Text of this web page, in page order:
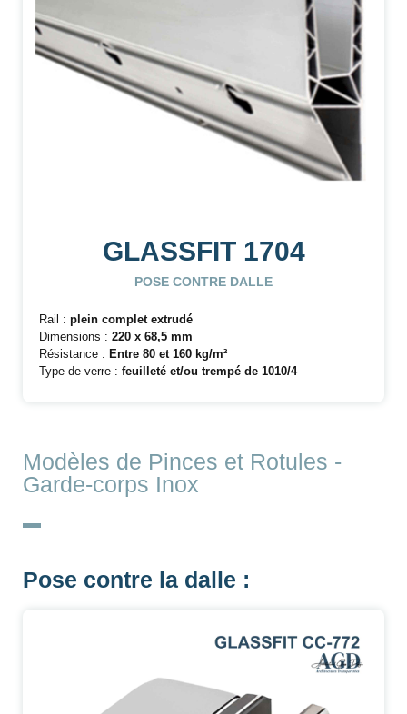
GLASSFIT 1704
POSE CONTRE DALLE
Rail : plein complet extrudé
Dimensions : 220 x 68,5 mm
Résistance : Entre 80 et 160 kg/m²
Type de verre : feuilleté et/ou trempé de 1010/4
Modèles de Pinces et Rotules -
Garde-corps Inox
Pose contre la dalle :